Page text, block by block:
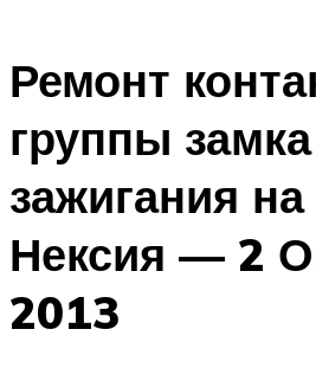
Ремонт
группы замка
зажигания
Нексия — 2
2013